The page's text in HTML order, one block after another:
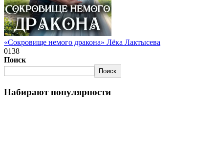
«Сокровище немого дракона» Лёка Лактысева
0138
Поиск
Поиск
Набирают популярности